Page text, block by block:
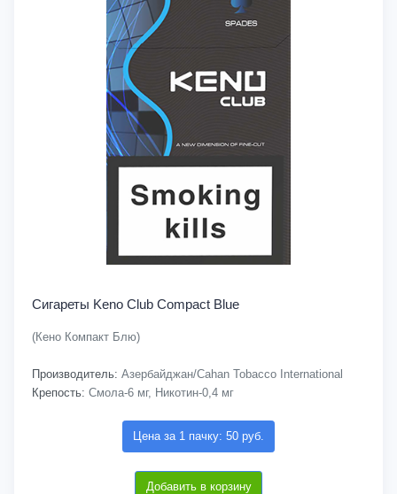
Сигареты Keno Club Compact Blue
(Кено Компакт Блю)
Производитель: Азербайджан/Cahan Tobacco International
Крепость: Смола-6 мг, Никотин-0,4 мг
Цена за 1 пачку: 50 руб.
Добавить в корзину